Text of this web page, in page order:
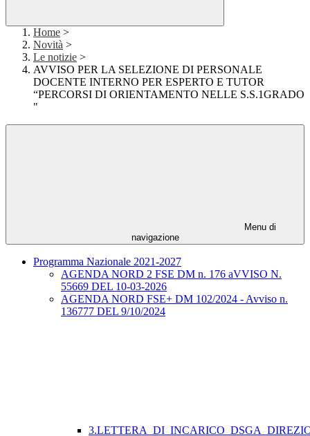
Home >
Novità >
Le notizie >
AVVISO PER LA SELEZIONE DI PERSONALE
DOCENTE INTERNO PER ESPERTO E TUTOR
“PERCORSI DI ORIENTAMENTO NELLE S.S.1GRADO
"
Menu di
navigazione
Programma Nazionale 2021-2027
AGENDA NORD 2 FSE DM n. 176 aVVISO N.
55669 DEL 10-03-2026
AGENDA NORD FSE+ DM 102/2024 - Avviso n.
136777 DEL 9/10/2024